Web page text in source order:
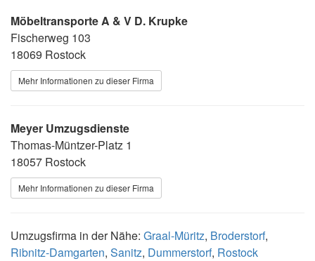
Möbeltransporte A & V D. Krupke
Fischerweg 103
18069 Rostock
Mehr Informationen zu dieser Firma
Meyer Umzugsdienste
Thomas-Müntzer-Platz 1
18057 Rostock
Mehr Informationen zu dieser Firma
Umzugsfirma in der Nähe: Graal-Müritz, Broderstorf,
Ribnitz-Damgarten, Sanitz, Dummerstorf, Rostock